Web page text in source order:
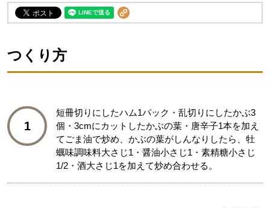
つくり方
1
短冊切りにしたハム1パック・乱切りにしたかぶ3
個・3cmにカットしたかぶの葉・唐辛子1本を加え
てごま油で炒め、かぶの葉がしんなりしたら、牡
蠣味調味料大さじ1・醤油小さじ1・素精糖小さじ
1/2・酒大さじ1を加えて炒め合わせる。